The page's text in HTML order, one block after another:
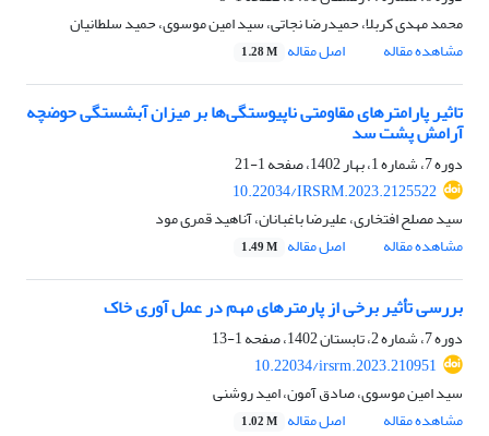
محمد مهدی کربلا، حمیدرضا نجاتی، سید امین موسوی، حمید سلطانیان
مشاهده مقاله
اصل مقاله 1.28 M
تاثیر پارامترهای مقاومتی ناپیوستگی‌ها بر میزان آبشستگی حوضچه
آرامش پشت سد
دوره 7، شماره 1، بهار 1402، صفحه
1-21
10.22034/IRSRM.2023.2125522
سید مصلح افتخاری، علیرضا باغبانان، آناهید قمری مود
مشاهده مقاله
اصل مقاله 1.49 M
بررسی تأثیر برخی از پارمترهای مهم در عمل آوری خاک
دوره 7، شماره 2، تابستان 1402، صفحه
1-13
10.22034/irsrm.2023.210951
سید امین موسوی، صادق آمون، امید روشنی
مشاهده مقاله
اصل مقاله 1.02 M